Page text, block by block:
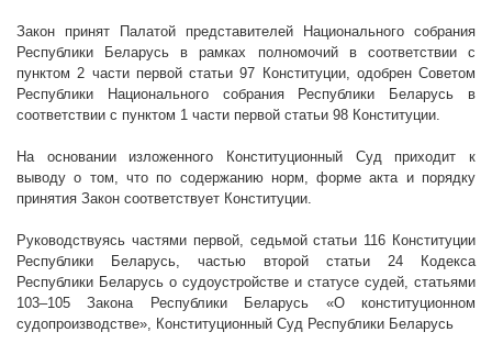
Закон принят Палатой представителей Национального собрания
Республики Беларусь в рамках полномочий в соответствии с
пунктом 2 части первой статьи 97 Конституции, одобрен Советом
Республики Национального собрания Республики Беларусь в
соответствии с пунктом 1 части первой статьи 98 Конституции.
На основании изложенного Конституционный Суд приходит к
выводу о том, что по содержанию норм, форме акта и порядку
принятия Закон соответствует Конституции.
Руководствуясь частями первой, седьмой статьи 116 Конституции
Республики Беларусь, частью второй статьи 24 Кодекса
Республики Беларусь о судоустройстве и статусе судей, статьями
103–105 Закона Республики Беларусь «О конституционном
судопроизводстве», Конституционный Суд Республики Беларусь